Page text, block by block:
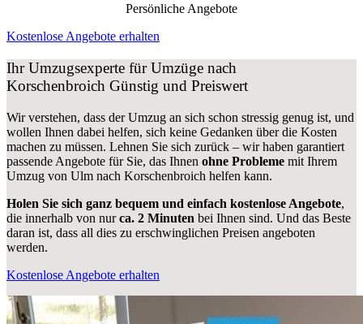
Persönliche Angebote
Kostenlose Angebote erhalten
Ihr Umzugsexperte für Umzüge nach
Korschenbroich Günstig und Preiswert
Wir verstehen, dass der Umzug an sich schon stressig genug ist, und
wollen Ihnen dabei helfen, sich keine Gedanken über die Kosten
machen zu müssen. Lehnen Sie sich zurück – wir haben garantiert
passende Angebote für Sie, das Ihnen ohne Probleme mit Ihrem
Umzug von Ulm nach Korschenbroich helfen kann.
Holen Sie sich ganz bequem und einfach kostenlose Angebote,
die innerhalb von nurca. 2 Minuten bei Ihnen sind. Und das Beste
daran ist, dass all dies zu erschwinglichen Preisen angeboten
werden.
Kostenlose Angebote erhalten